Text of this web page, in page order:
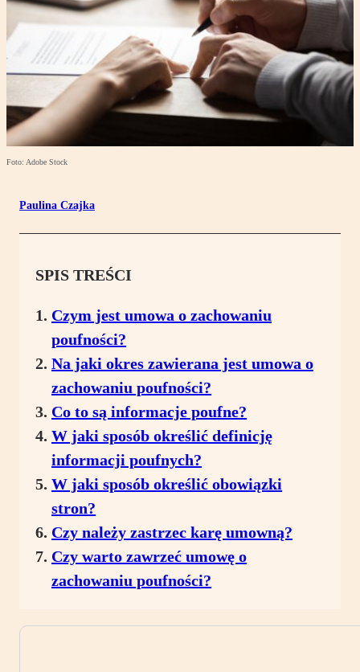
Foto: Adobe Stock
Paulina Czajka
SPIS TREŚCI
Czym jest umowa o zachowaniu
poufności?
Na jaki okres zawierana jest umowa o
zachowaniu poufności?
Co to są informacje poufne?
W jaki sposób określić definicję
informacji poufnych?
W jaki sposób określić obowiązki
stron?
Czy należy zastrzec karę umowną?
Czy warto zawrzeć umowę o
zachowaniu poufności?